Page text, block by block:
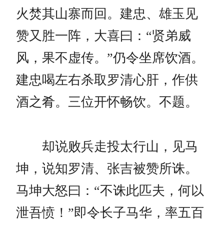
火焚其山寨而回。建忠、雄玉见
赞又胜一阵，大喜曰：“贤弟威
风，果不虚传。”仍令坐席饮酒。
建忠喝左右杀取罗清心肝，作供
酒之肴。三位开怀畅饮。不题。
却说败兵走投太行山，见马
坤，说知罗清、张吉被赞所诛。
马坤大怒曰：“不诛此匹夫，何以
泄吾愤！”即令长子马华，率五百